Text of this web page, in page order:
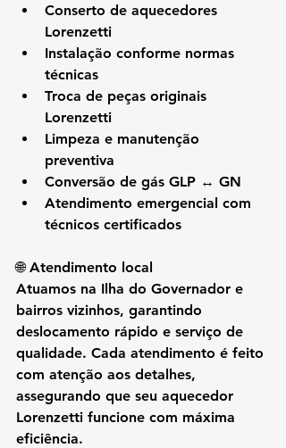
Conserto de aquecedores
Lorenzetti
Instalação conforme normas
técnicas
Troca de peças originais
Lorenzetti
Limpeza e manutenção
preventiva
Conversão de gás GLP ↔ GN
Atendimento emergencial com
técnicos certificados
🌐 Atendimento local
Atuamos na Ilha do Governador e
bairros vizinhos, garantindo
deslocamento rápido e serviço de
qualidade. Cada atendimento é feito
com atenção aos detalhes,
assegurando que seu aquecedor
Lorenzetti funcione com máxima
eficiência.